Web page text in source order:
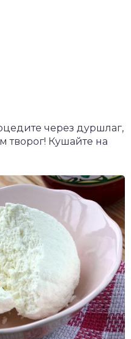
через дуршлаг,
творог! Кушайте на